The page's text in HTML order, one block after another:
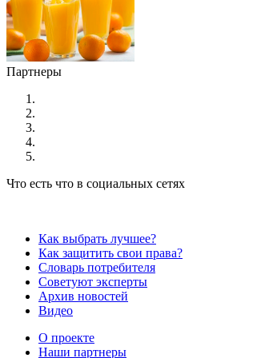
Партнеры
Что есть что в социальных сетях
Как выбрать лучшее?
Как защитить свои права?
Словарь потребителя
Советуют эксперты
Архив новостей
Видео
О проекте
Наши партнеры